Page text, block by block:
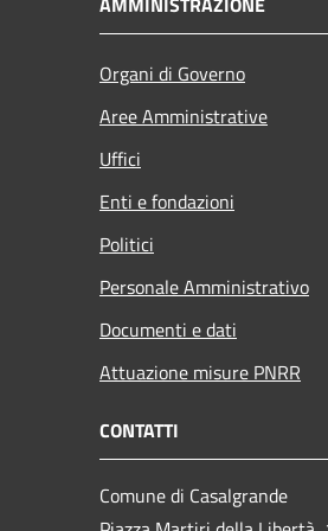
Organi di Governo
Aree Amministrative
Uffici
Enti e fondazioni
Politici
Personale Amministrativo
Documenti e dati
Attuazione misure PNRR
CONTATTI
Comune di Casalgrande